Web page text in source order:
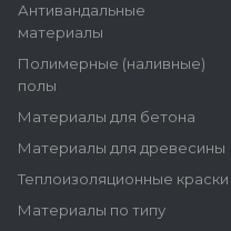
Антивандальные
материалы
Полимерные (наливные)
полы
Материалы для бетона
Материалы для древесины
Теплоизоляционные краски
Материалы по типу